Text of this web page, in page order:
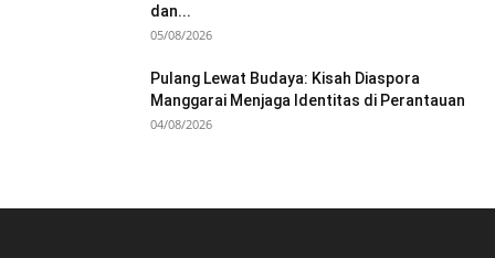
dan...
05/08/2026
Pulang Lewat Budaya: Kisah Diaspora
Manggarai Menjaga Identitas di Perantauan
04/08/2026